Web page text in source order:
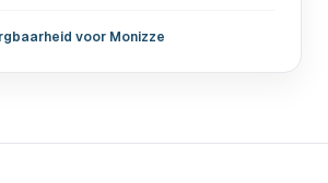
voor Monizze